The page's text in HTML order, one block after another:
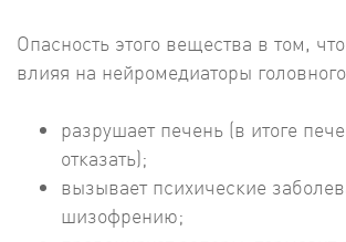
Опасность этого вещества в том,
влияя на нейромедиаторы
разрушает печень (в итоге
отказать);
вызывает психические
шизофрению;